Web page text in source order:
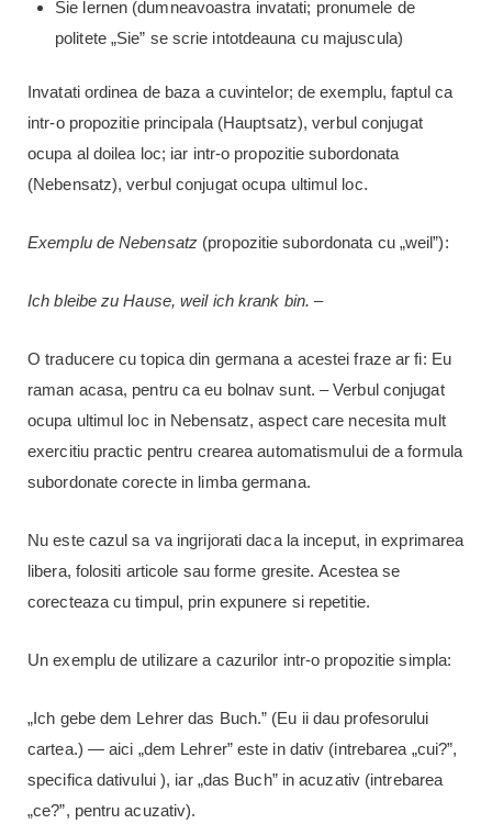
Sie lernen (dumneavoastra invatati; pronumele de
politete „Sie” se scrie intotdeauna cu majuscula)
Invatati ordinea de baza a cuvintelor; de exemplu, faptul ca
intr-o propozitie principala (Hauptsatz), verbul conjugat
ocupa al doilea loc; iar intr-o propozitie subordonata
(Nebensatz), verbul conjugat ocupa ultimul loc.
Exemplu de Nebensatz (propozitie subordonata cu „weil”):
Ich bleibe zu Hause, weil ich krank bin.–
O traducere cu topica din germana a acestei fraze ar fi: Eu
raman acasa, pentru ca eu bolnav sunt. – Verbul conjugat
ocupa ultimul loc in Nebensatz, aspect care necesita mult
exercitiu practic pentru crearea automatismului de a formula
subordonate corecte in limba germana.
Nu este cazul sa va ingrijorati daca la inceput, in exprimarea
libera, folositi articole sau forme gresite. Acestea se
corecteaza cu timpul, prin expunere si repetitie.
Un exemplu de utilizare a cazurilor intr-o propozitie simpla:
„Ich gebe dem Lehrer das Buch.” (Eu ii dau profesorului
cartea.) — aici „dem Lehrer” este in dativ (intrebarea „cui?”,
specifica dativului ), iar „das Buch” in acuzativ (intrebarea
„ce?”, pentru acuzativ).